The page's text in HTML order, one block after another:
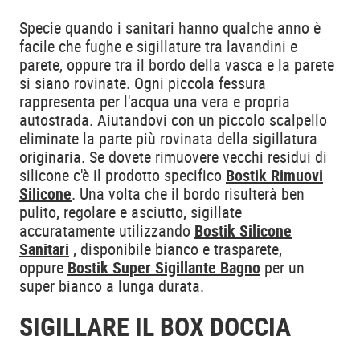
Specie quando i sanitari hanno qualche anno è
facile che fughe e sigillature tra lavandini e
parete, oppure tra il bordo della vasca e la parete
si siano rovinate. Ogni piccola fessura
rappresenta per l'acqua una vera e propria
autostrada. Aiutandovi con un piccolo scalpello
eliminate la parte più rovinata della sigillatura
originaria. Se dovete rimuovere vecchi residui di
silicone c'è il prodotto specifico Bostik Rimuovi
Silicone. Una volta che il bordo risulterà ben
pulito, regolare e asciutto, sigillate
accuratamente utilizzando Bostik Silicone
Sanitari , disponibile bianco e trasparete,
oppure Bostik Super Sigillante Bagno per un
super bianco a lunga durata.
SIGILLARE IL BOX DOCCIA